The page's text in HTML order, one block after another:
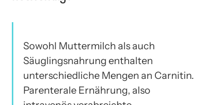
Sowohl Muttermilch als auch
Säuglingsnahrung enthalten
unterschiedliche Mengen an Carnitin.
Parenterale Ernährung, also